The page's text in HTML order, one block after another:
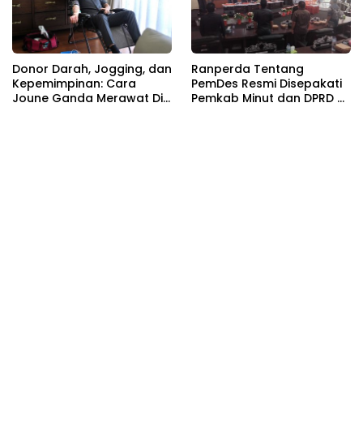
Donor Darah, Jogging, dan
Kepemimpinan: Cara
Joune Ganda Merawat Diri
Ranperda Tentang
PemDes Resmi Disepakati
Pemkab Minut dan DPRD di